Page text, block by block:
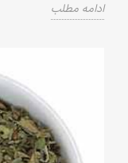
ادامه مطلب